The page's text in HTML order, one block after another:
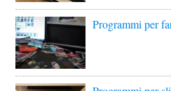
Programmi per